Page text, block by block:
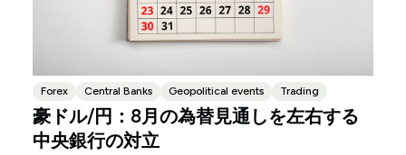
Forex Central Banks Geopolitical events Trading
豪ドル/円：8月の為替見通しを左右する
中央銀行の対立